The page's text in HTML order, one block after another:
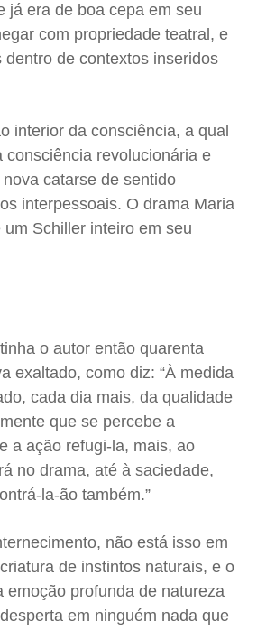
já era de boa cepa em seu
com propriedade teatral, e
de contextos inseridos
interior da consciência, a qual
revolucionária e
catarse de sentido
interpessoais. O drama Maria
Schiller inteiro em seu
o autor então quarenta
exaltado, como diz: “À medida
cada dia mais, da qualidade
que se percebe a
a ação refugi-la, mais, ao
no drama, até à saciedade,
la-ão também.”
não está isso em
de instintos naturais, e o
profunda de natureza
em ninguém nada que